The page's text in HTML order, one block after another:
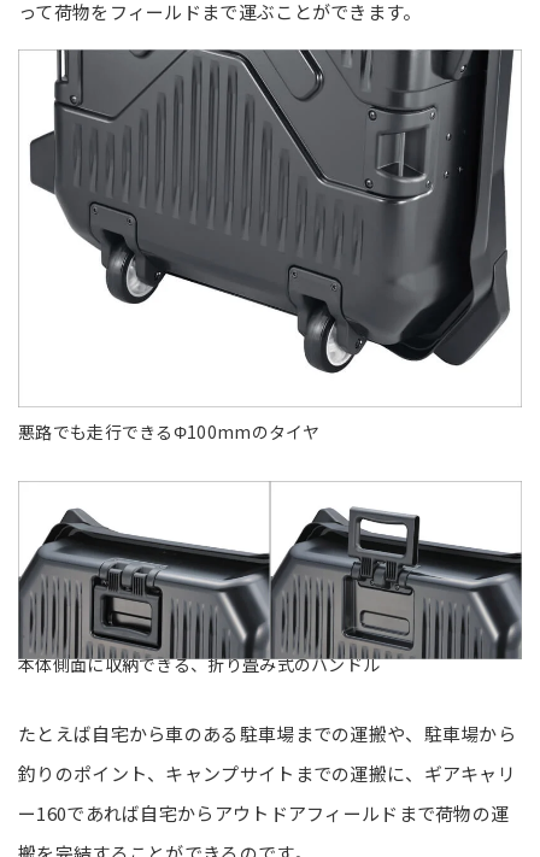
って荷物をフィールドまで運ぶことができます。
悪路でも走行できるΦ100mmのタイヤ
本体側面に収納できる、折り畳み式のハンドル
たとえば自宅から車のある駐車場までの運搬や、駐車場から
釣りのポイント、キャンプサイトまでの運搬に、ギアキャリ
ー160であれば自宅からアウトドアフィールドまで荷物の運